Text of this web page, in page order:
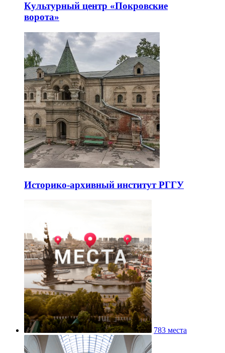
Культурный центр «Покровские
ворота»
Историко-архивный институт РГГУ
783 места